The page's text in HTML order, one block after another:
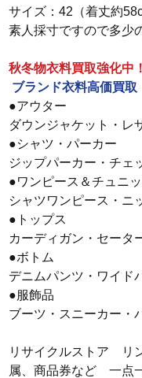
サイズ：42（着丈約
素人採寸ですので多少
秋冬物衣料買取強化中！
ブランド衣料高価買取
●アウター
ダウンジャケット・レ
●シャツ・パーカー
ジップパーカー・チェ
●ワンピース＆チュニ
シャツワンピース・ニ
●トップス
カーディガン・セータ
●ボトム
デニムパンツ・ワイド
●服飾品
ブーツ・スニーカー・
リサイクルストア　リ
属、商品券など　一点